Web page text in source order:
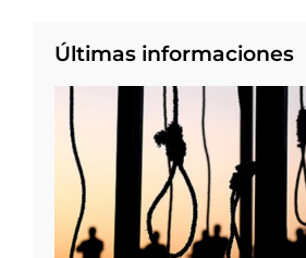
Últimas informaciones